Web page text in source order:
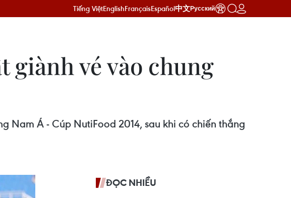
Tiếng ViệtEnglishFrançaisEspañol中文Русский
giành vé vào chung
Nam Á - Cúp NutiFood 2014, sau khi có chiến thắng
ĐỌC NHIỀU